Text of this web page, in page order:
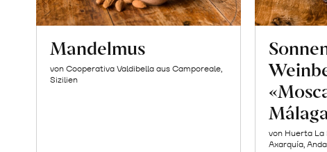
Mandelmus
von Cooperativa Valdibella aus Camporeale,
Sizilien
von Huerta La
Axarquía,